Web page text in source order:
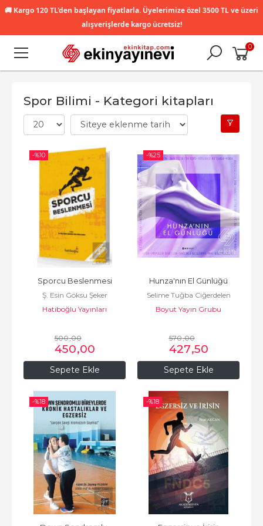
🚚 Kargo 120 TL'den başlayan fiyatlarla. Üyelerimize özel 3500 TL ve üzeri
alışverişlerde kargo ücretsiz!
0
Spor Bilimi - Kategori kitapları
-%10
Sepete Ekle
Sporcu Beslenmesi
Ş. Esin Göksu Şeker
Hatiboğlu Yayınları
500,00
450,00
-%25
Sepete Ekle
Hunza'nın El Günlüğü
Selime Tuğba Ciğerdelen
Boyut Yayın Grubu
570,00
427,50
-%18 -%18